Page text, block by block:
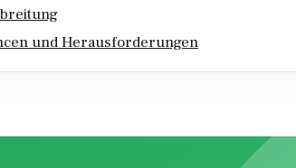
und Herausforderungen